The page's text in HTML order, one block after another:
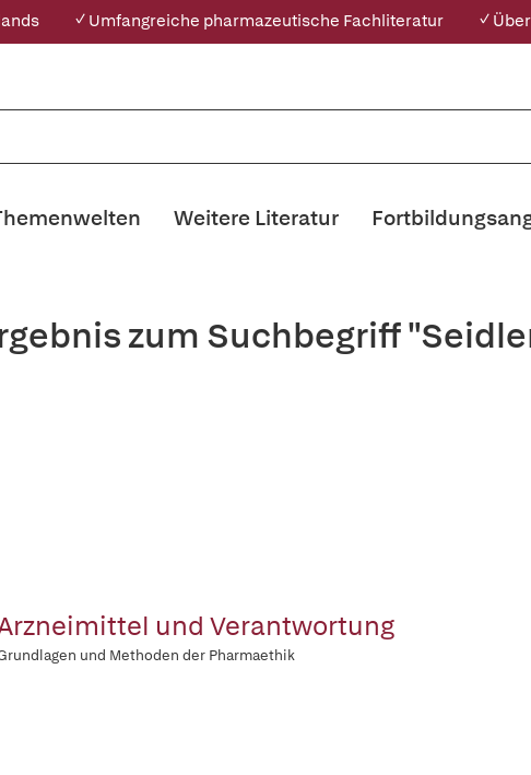
✓ Umfangreiche pharmazeutische Fachliteratur ✓
Weitere Literatur
zum Suchbegriff
und Verantwortung
und Methoden der Pharmaethik